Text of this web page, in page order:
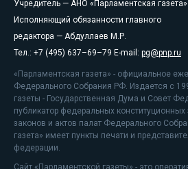
Учредитель — АНО «Парламентская газета»
Исполняющий обязанности главного
редактора — Абдуллаев М.Р.
Тел.: +7 (495) 637–69–79 E-mail: pg@pnp.ru
«Парламентская газета» - официальное
Федерального Собрания РФ. Издается с
газеты - Государственная Дума и Совет
публикатор федеральных
законов и актов палат Федерального
газета» имеет пункты печати и
федерации.
Сайт «Парламентской газеты» - это